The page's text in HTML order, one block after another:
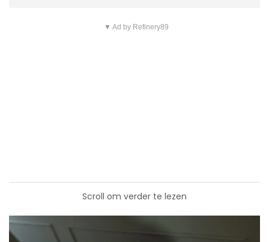
▼ Ad by Refinery89
Scroll om verder te lezen